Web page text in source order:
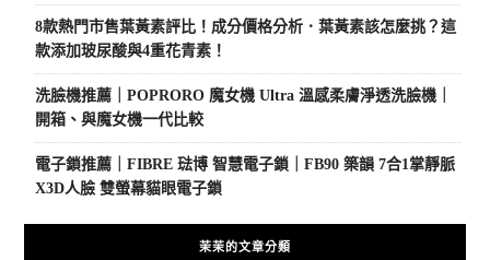
8款熱門市售葉黃素評比！成分價格分析．葉黃素該怎麼挑？這
款添加玻尿酸與4重花青素！
洗臉機推薦｜POPRORO 魔女機 Ultra 溫感柔膚淨透洗臉機｜
開箱、與魔女機一代比較
電子鎖推薦｜FIBRE 琺博 智慧電子鎖｜FB90 築韻 7合1掌靜脈
X3D人臉 雙螢幕貓眼電子鎖
茉茉的文章分類